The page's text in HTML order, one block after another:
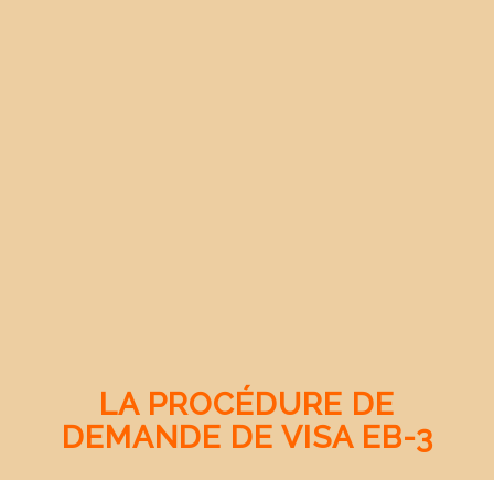
LA PROCÉDURE DE
DEMANDE DE VISA EB-3